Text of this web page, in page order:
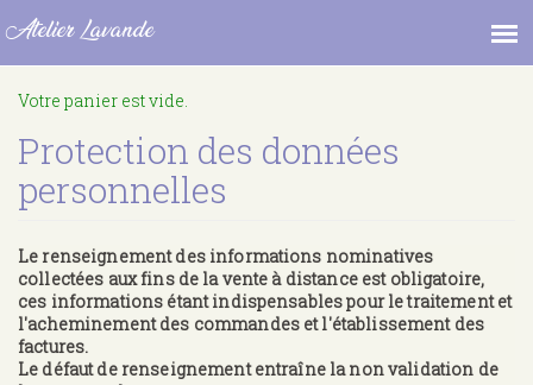
principal
Atelier Lavande
Votre panier est vide.
Protection des données
personnelles
Le renseignement des informations nominatives
collectées aux fins de la vente à distance est obligatoire,
ces informations étant indispensables pour le traitement et
l'acheminement des commandes et l'établissement des
factures.
Le défaut de renseignement entraîne la non validation de